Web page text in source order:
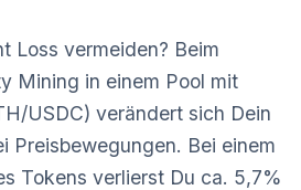
Loss vermeiden? Beim
Mining in einem Pool mit
USDC) verändert sich Dein
Preisbewegungen. Bei einem
Tokens verlierst Du ca. 5,7%